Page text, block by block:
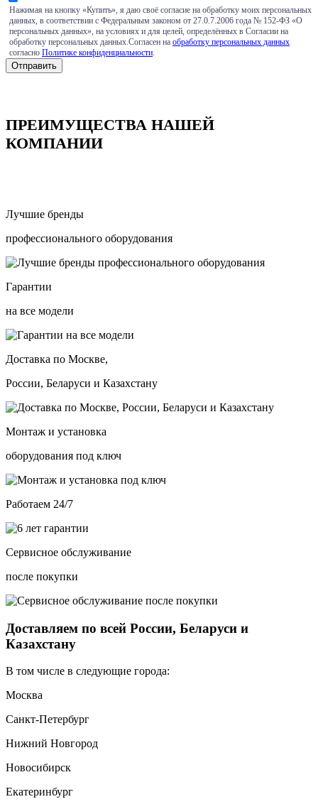
Нажимая на кнопку «Купить», я даю своё согласие на обработку моих персональных
данных, в соответствии с Федеральным законом от 27.0.7.2006 года № 152-ФЗ «О
персональных данных», на условиях и для целей, определённых в Согласии на
обработку персональных данных.Согласен на обработку персональных данных
согласно Политике конфиденциальности
ПРЕИМУЩЕСТВА НАШЕЙ
КОМПАНИИ
Лучшие бренды
профессионального оборудования
Гарантии
на все модели
Доставка по Москве,
России, Беларуси и Казахстану
Монтаж и установка
оборудования под ключ
Работаем 24/7
Сервисное обслуживание
после покупки
Доставляем по всей России, Беларуси и
Казахстану
В том числе в следующие города:
Москва
Санкт-Петербург
Нижний Новгород
Новосибирск
Екатеринбург